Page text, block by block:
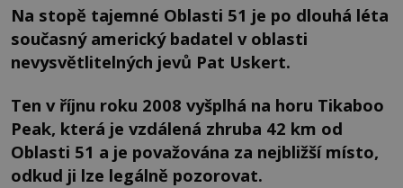
Na stopě tajemné Oblasti 51 je po dlouhá léta
současný americký badatel v oblasti
nevysvětlitelných jevů Pat Uskert.
Ten v říjnu roku 2008 vyšplhá na horu Tikaboo
Peak, která je vzdálená zhruba 42 km od
Oblasti 51 a je považována za nejbližší místo,
odkud ji lze legálně pozorovat.